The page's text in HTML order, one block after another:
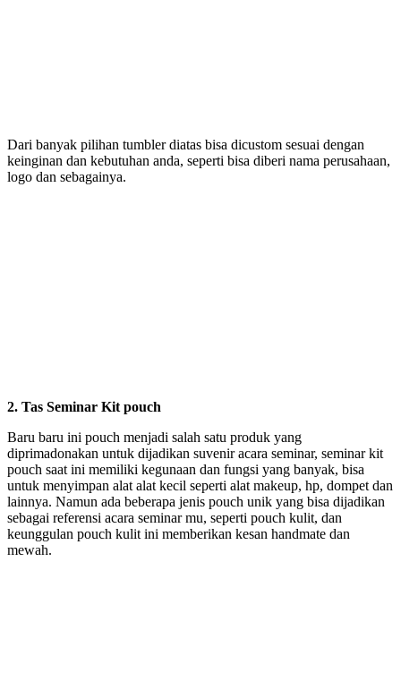
Dari banyak pilihan tumbler diatas bisa dicustom sesuai dengan
keinginan dan kebutuhan anda, seperti bisa diberi nama perusahaan,
logo dan sebagainya.
2. Tas Seminar Kit pouch
Baru baru ini pouch menjadi salah satu produk yang
diprimadonakan untuk dijadikan suvenir acara seminar, seminar kit
pouch saat ini memiliki kegunaan dan fungsi yang banyak, bisa
untuk menyimpan alat alat kecil seperti alat makeup, hp, dompet dan
lainnya. Namun ada beberapa jenis pouch unik yang bisa dijadikan
sebagai referensi acara seminar mu, seperti pouch kulit, dan
keunggulan pouch kulit ini memberikan kesan handmate dan
mewah.